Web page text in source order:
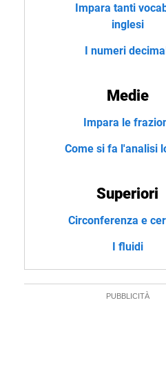
Impara tanti
inglesi
I numeri
Medie
Impara le
Come si fa l'analisi
Superiori
Circonferenza e
I fluidi